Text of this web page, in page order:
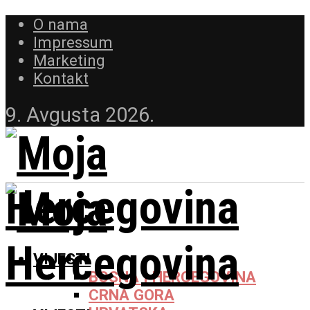
O nama
Impressum
Marketing
Kontakt
9. Avgusta 2026.
VIJESTI
BOSNA I HERCEGOVINA
CRNA GORA